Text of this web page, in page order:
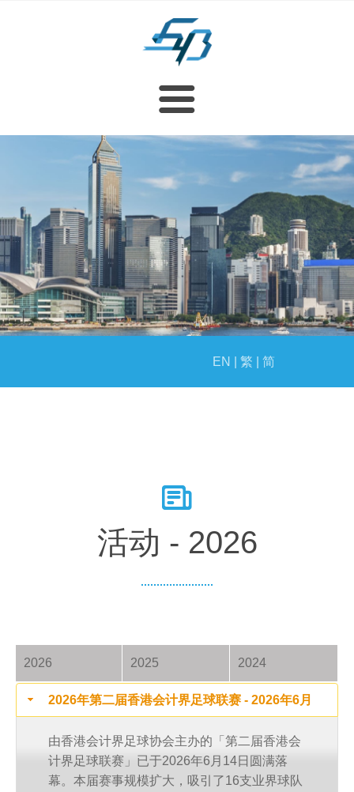
公司简介
背景
管理团队
创办人
最新消息
服务
香港税务
递交报税表截止日期
遣散费及长期服务金
保存业务纪录
职位空缺
联络我们
EN | 繁 | 简
活动 - 2026
2026 2025 2024
2026年第二届香港会计界足球联赛 - 2026年6月
由香港会计界足球协会主办的「第二届香港会
计界足球联赛」已于2026年6月14日圆满落
幕。本届赛事规模扩大，吸引了16支业界球队